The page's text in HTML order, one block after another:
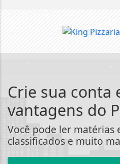
Crie sua conta
vantagens do
Você pode ler matérias
classificados e muito